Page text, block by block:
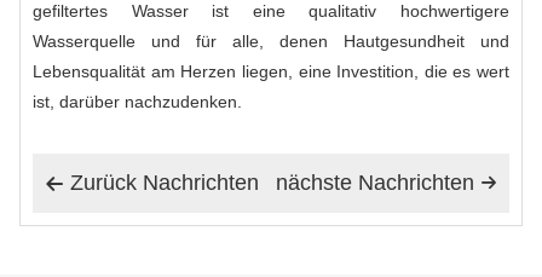
gefiltertes Wasser ist eine qualitativ hochwertigere
Wasserquelle und für alle, denen Hautgesundheit und
Lebensqualität am Herzen liegen, eine Investition, die es wert
ist, darüber nachzudenken.
 Zurück Nachrichten 
nächste Nachrichten